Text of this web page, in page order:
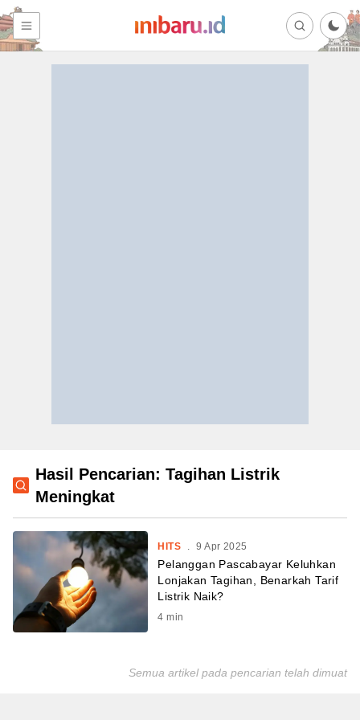
Hasil Pencarian: Tagihan Listrik
Meningkat
HITS . 9 Apr 2025
Pelanggan Pascabayar Keluhkan
Lonjakan Tagihan, Benarkah Tarif
Listrik Naik?
4 min
Semua artikel pada pencarian telah dimuat